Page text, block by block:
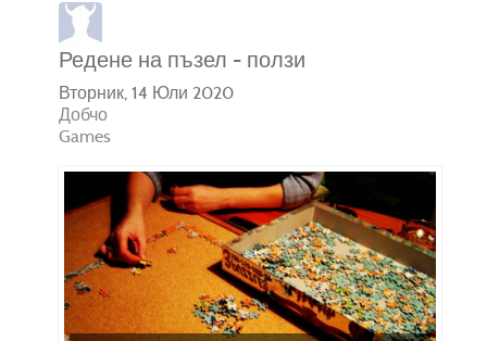
Редене на пъзел - ползи
Вторник, 14 Юли 2020
Добчо
Games